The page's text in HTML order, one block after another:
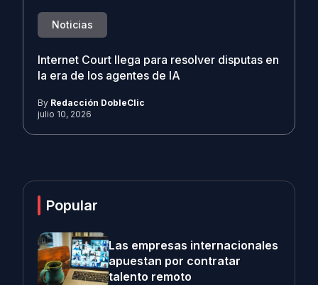
Noticias
Internet Court llega para resolver disputas en
la era de los agentes de IA
By Redacción DobleClic
julio 10, 2026
Popular
Las empresas internacionales
apuestan por contratar
talento remoto